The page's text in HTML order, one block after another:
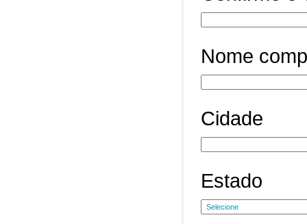
Nome
Cidade
Estado